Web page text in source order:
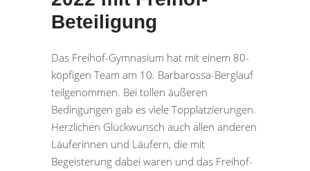
Beteiligung
Das Freihof-Gymnasium hat mit einem 80-
köpfigen Team am 10. Barbarossa-Berglauf
teilgenommen. Bei tollen äußeren
Bedingungen gab es viele Topplatzierungen.
Herzlichen Glückwunsch auch allen anderen
Läuferinnen und Läufern, die mit
Begeisterung dabei waren und das Freihof-